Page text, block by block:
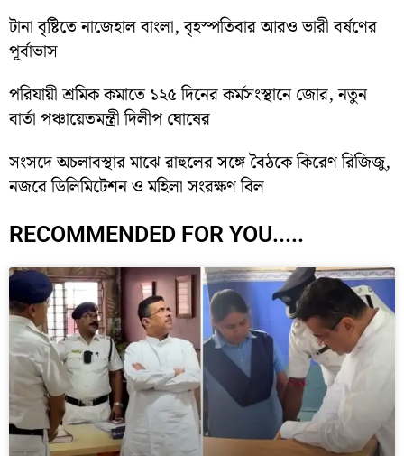
টানা বৃষ্টিতে নাজেহাল বাংলা, বৃহস্পতিবার আরও ভারী বর্ষণের
পূর্বাভাস
পরিযায়ী শ্রমিক কমাতে ১২৫ দিনের কর্মসংস্থানে জোর, নতুন
বার্তা পঞ্চায়েতমন্ত্রী দিলীপ ঘোষের
সংসদে অচলাবস্থার মাঝে রাহুলের সঙ্গে বৈঠকে কিরেণ রিজিজু,
নজরে ডিলিমিটেশন ও মহিলা সংরক্ষণ বিল
RECOMMENDED FOR YOU.....